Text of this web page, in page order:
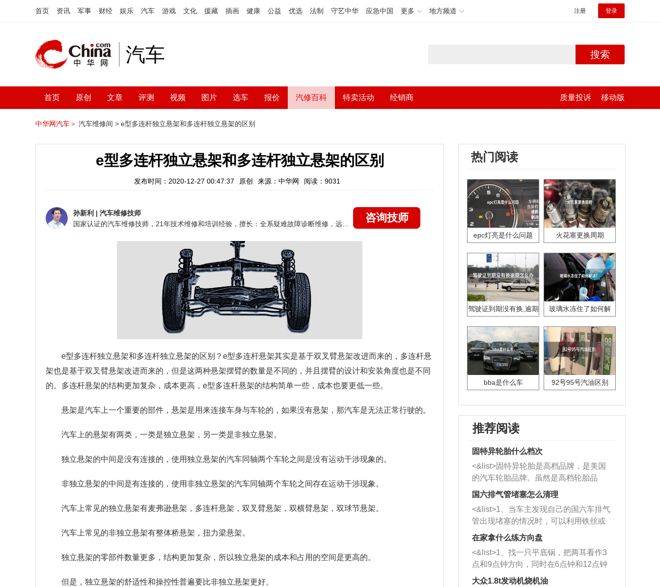
首页 资讯 军事 财经 娱乐 汽车 游戏 文化 援藏 插画 健康 公益 优选 法制 守艺中华 应急中国 更多 地方频道 注册 登录
汽车 搜索
首页 原创 文章 评测 视频 图片 选车 报价 汽修百科 特卖活动 经销商 质量投诉 移动版
中华网汽车＞ 汽车维修间 > e型多连杆独立悬架和多连杆独立悬架的区别
e型多连杆独立悬架和多连杆独立悬架的区别
发布时间：2020-12-27 00:47:37 原创 来源：中华网 阅读：9031
孙新利 | 汽车维修技师
咨询技师
e型多连杆独立悬架和多连杆独立悬架的区别？ e型多连杆悬架其实是基于双叉臂悬架改进而来的，多连杆悬
架也是基于双叉臂悬架改进而来的，但是这两种悬架摆臂的数量是不同的，并且摆臂的设计和安装角度也是不同
的。多连杆悬架的结构更加复杂，成本更高，e型多连杆悬架的结构简单一些，成本也要更低一些。
悬架是汽车上一个重要的部件，悬架是用来连接车身与车轮的，如果没有悬架，那汽车是无法正常行驶的。
汽车上的悬架有两类，一类是独立悬架，另一类是非独立悬架。
独立悬架的中间是没有连接的，使用独立悬架的汽车同轴两个车轮之间是没有运动干涉现象的。
非独立悬架的中间是有连接的，使用非独立悬架的汽车同轴两个车轮之间存在运动干涉现象。
汽车上常见的独立悬架有麦弗逊悬架，多连杆悬架，双叉臂悬架，双横臂悬架，双球节悬架。
汽车上常见的非独立悬架有整体桥悬架，扭力梁悬架。
独立悬架的零部件数量更多，结构更加复杂，所以独立悬架的成本和占用的空间是更高的。
但是，独立悬架的舒适性和操控性普遍要比非独立悬架更好。
热门阅读
epc灯亮是什么问题 火花塞更换周期
驾驶证到期没有换,逾期
玻璃水冻住了如何解
bba是什么车 92号95号汽油区别
推荐阅读
固特异轮胎什么档次
<&list>固特异轮胎是高档品牌，是美国
的汽车轮胎品牌。虽然是高档轮胎品
牌，但是中高低端的轮胎都有生产，这
也是为了更好的开拓市场。
国六排气管堵塞怎么清理
<&list>1、当车主发现自己的国六车排气
管出现堵塞的情况时，可以利用铁丝或
者是细棍，直接将杂物给取出来，如果
堵塞情况比较严重，也可以采取应急措
施。 <&list>2、直接利用木棍将所有的
杂物推到排气管里面的位置处，然后将
三元催化器拆解开，就可以将堵塞的东
在家拿什么练方向盘
<&list>1、找一只平底锅，把两耳看作3
点和9点钟方向，同时在6点钟和12点钟
方向做一个标记。 <&list>2、双手握住
大众1.8t发动机烧机油